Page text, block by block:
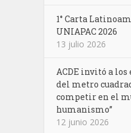
1° Carta
UNIAPAC 2026
13 julio 2026
ACDE invitó a
del metro
competir en el
humanismo”
12 junio 2026